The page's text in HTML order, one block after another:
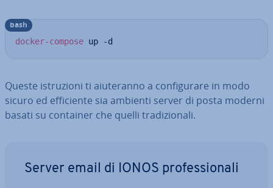
docker-compose up -d
bash
Queste istru­zio­ni ti aiu­te­ran­no a con­fi­gu­ra­re in modo
sicuro ed ef­fi­cien­te sia ambienti server di posta moderni
basati su container che quelli tra­di­zio­na­li.
Server email di IONOS pro­fes­sio­na­li